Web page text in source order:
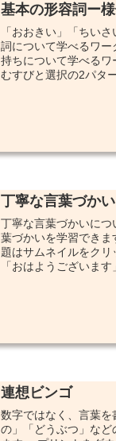
基本の形容詞ー
「おおきい」「ちい
詞について学べるワ
持ちについて学べる
むすびと選択の2パタ
丁寧な言葉づかい
丁寧な言葉づかいに
葉づかいを学習でき
題はサムネイルをク
「おはようございます
連想ビンゴ
数字ではなく、言葉
の」「どうぶつ」な